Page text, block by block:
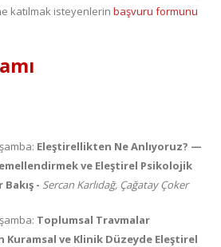
katılmak isteyenlerin başvuru formunu
Eleştirellikten Ne Anlıyoruz? —
ve Eleştirel Psikolojik
- Sercan Karlıdağ, Çağatay Çoker
Toplumsal Travmalar
Kuramsal ve Klinik Düzeyde Eleştirel